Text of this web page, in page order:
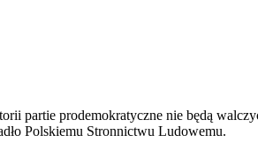
partie prodemokratyczne nie będą
Polskiemu Stronnictwu Ludowemu.